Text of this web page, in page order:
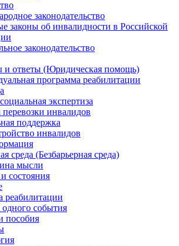
законодательство
законы об инвалидности в Российской
законодательство
и ответы (Юридическая помощь)
программа реабилитации
экспертиза
инвалидов
поддержка
инвалидов
среда (Безбарьерная среда)
мысли
состояния
реабилитации
события
пособия